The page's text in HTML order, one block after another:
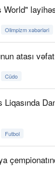
World"
Olimpizm xəbərləri
atası
Cüdo
Liqasında
Futbol